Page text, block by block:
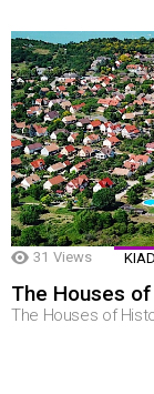
31 Views
The Houses
The Houses of